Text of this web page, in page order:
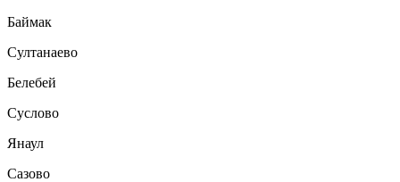
Баймак
Султанаево
Белебей
Суслово
Янаул
Сазово